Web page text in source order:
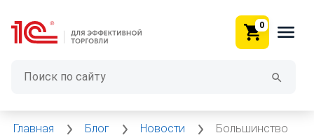
0
Главная Блог Новости
Большинство